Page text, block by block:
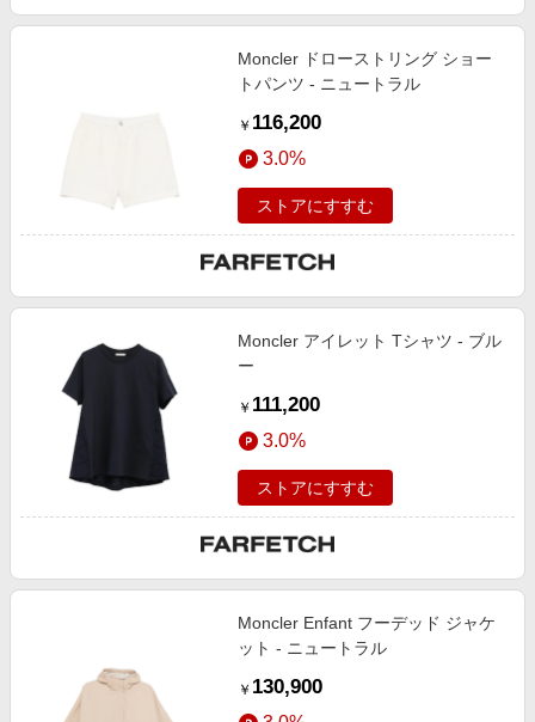
Moncler ドローストリング ショー
トパンツ - ニュートラル
￥ 116,200
3.0%
ストアにすすむ
Moncler アイレット Tシャツ - ブル
ー
￥ 111,200
3.0%
ストアにすすむ
Moncler Enfant フーデッド ジャケ
ット - ニュートラル
￥ 130,900